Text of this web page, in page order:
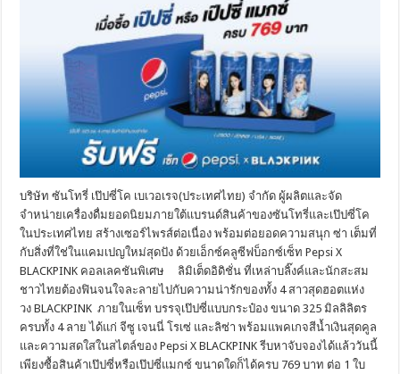
บริษัท ซันโทรี่ เป๊ปซี่โค เบเวอเรจ(ประเทศไทย) จำกัด ผู้ผลิตและจัด
จำหน่ายเครื่องดื่มยอดนิยมภายใต้แบรนด์สินค้าของซันโทรี่และเป๊ปซี่โค
ในประเทศไทย สร้างเซอร์ไพรส์ต่อเนื่อง พร้อมต่อยอดความสนุก ซ่า เต็มที่
กับสิ่งที่ใช่ในแคมเปญใหม่สุดปัง ด้วยเอ็กซ์คลูซีฟบ็อกซ์เซ็ท Pepsi X
BLACKPINK คอลเลคชันพิเศษ ลิมิเต็ดอิดิชั่น ที่เหล่าบลิ๊งค์และนักสะสม
ชาวไทยต้องฟินจนใจละลายไปกับความน่ารักของทั้ง 4 สาวสุดฮอตแห่ง
วง BLACKPINK ภายในเซ็ท บรรจุเป๊ปซี่แบบกระป๋อง ขนาด 325 มิลลิลิตร
ครบทั้ง 4 ลาย ได้แก่ จีซู เจนนี่ โรเซ่ และลิซ่า พร้อมแพคเกจสีน้ำเงินสุดคูล
และความสดใสในสไตล์ของ Pepsi X BLACKPINK รีบหาจับจองได้แล้ววันนี้
เพียงซื้อสินค้าเป๊ปซี่หรือเป๊ปซี่แมกซ์ ขนาดใดก็ได้ครบ 769 บาท ต่อ 1 ใบ